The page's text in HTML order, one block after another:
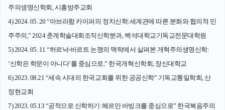
주의생명신학회, 시흥방주교회
4) 2024. 05. 20 “아브라함 카이퍼의 정치신학:세계관에 따른 분화와 협의적 민
주주의,” 2024 춘계학술대회조직신학분과, 백석대학교기독교전문대학원
5) 2024. 05. 11 “하르낙-바르트 논쟁의 맥락에서 살펴본 개혁주의생명신학:
‘신학은 학문이 아니다’를 중심으로,” 한국개혁신학회, 장신대학교
6) 2023. 08.21 “세속 시대의 한국교회를 위한 공공신학” 기독교통일학회, 산
정현교회
7) 2023. 05.13 “공적으로 신학하기:헤르만 바빙크를 중심으로” 한국복음주의